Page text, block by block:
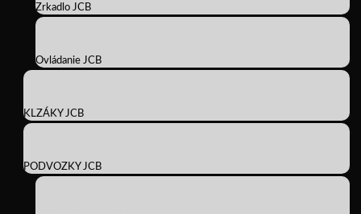
Zrkadlo JCB
Ovládanie JCB
KLZÁKY JCB
PODVOZKY JCB